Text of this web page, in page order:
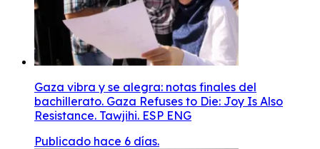
Gaza vibra y se alegra: notas finales del
bachillerato. Gaza Refuses to Die: Joy Is Also
Resistance. Tawjihi. ESP ENG
Publicado hace 6 días.